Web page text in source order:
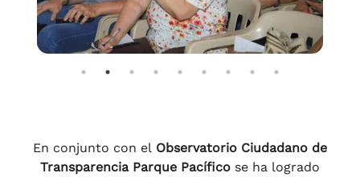
En conjunto con el Observatorio Ciudadano de
Transparencia Parque Pacífico se ha logrado